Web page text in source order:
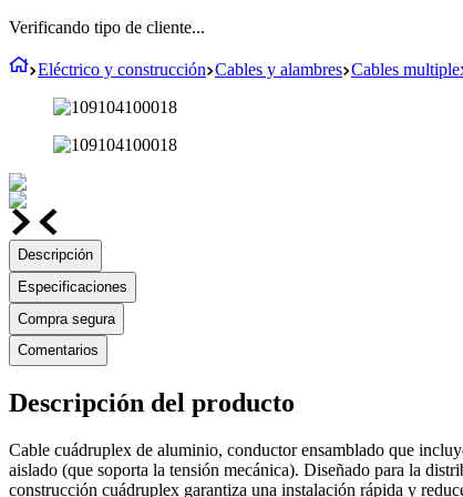
Verificando tipo de cliente...
Eléctrico y construcción Cables y alambres Cables
Descripción
Especificaciones
Compra segura
Comentarios
Descripción del producto
Cable cuádruplex de aluminio, conductor ensamblado que
aislado (que soporta la tensión mecánica). Diseñado para la
construcción cuádruplex garantiza una instalación rápida y